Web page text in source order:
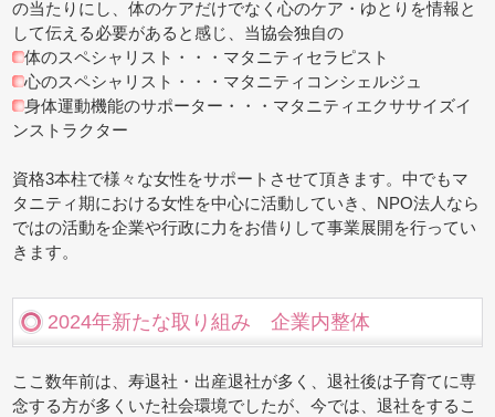
の当たりにし、体のケアだけでなく心のケア・ゆとりを情報と
して伝える必要があると感じ、当協会独自の
体のスペシャリスト・・・マタニティセラピスト
心のスペシャリスト・・・マタニティコンシェルジュ
身体運動機能のサポーター・・・マタニティエクササイズイ
ンストラクター
資格3本柱で様々な女性をサポートさせて頂きます。中でもマ
タニティ期における女性を中心に活動していき、NPO法人なら
ではの活動を企業や行政に力をお借りして事業展開を行ってい
きます。
2024年新たな取り組み 企業内整体
ここ数年前は、寿退社・出産退社が多く、退社後は子育てに専
念する方が多くいた社会環境でしたが、今では、退社をするこ